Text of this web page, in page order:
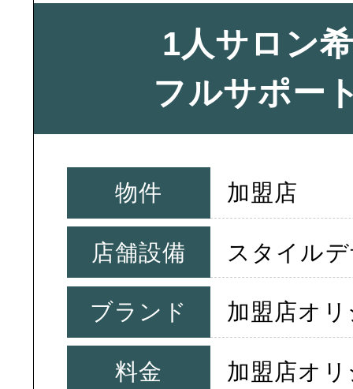
1人サロン
フルサポー
物件 加盟店
店舗設備 スタイル
ブランド 加盟店オ
料金 加盟店オ